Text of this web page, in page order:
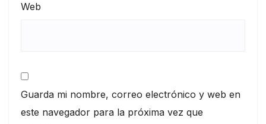
Web
Guarda mi nombre, correo electrónico y web en
este navegador para la próxima vez que